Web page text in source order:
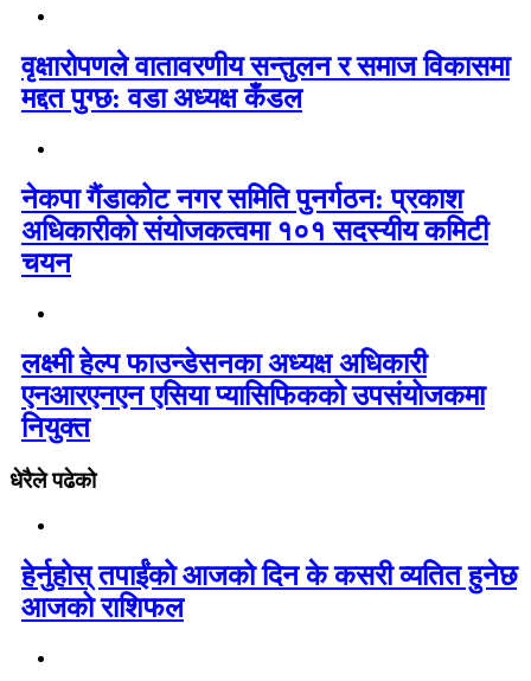
वृक्षारोपणले वातावरणीय सन्तुलन र समाज विकासमा
मद्दत पुग्छ: वडा अध्यक्ष कँडल
नेकपा गैंडाकोट नगर समिति पुनर्गठन: प्रकाश
अधिकारीको संयोजकत्वमा १०१ सदस्यीय कमिटी
चयन
लक्ष्मी हेल्प फाउन्डेसनका अध्यक्ष अधिकारी
एनआरएनएन एसिया प्यासिफिकको उपसंयोजकमा
नियुक्त
धेरैले पढेको
हेर्नुहोस् तपाईंको आजको दिन के कसरी व्यतित हुनेछ
आजको राशिफल